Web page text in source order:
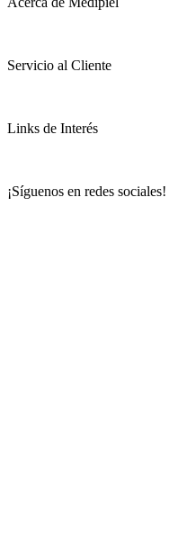
Servicio al Cliente
Links de Interés
¡Síguenos en redes sociales!